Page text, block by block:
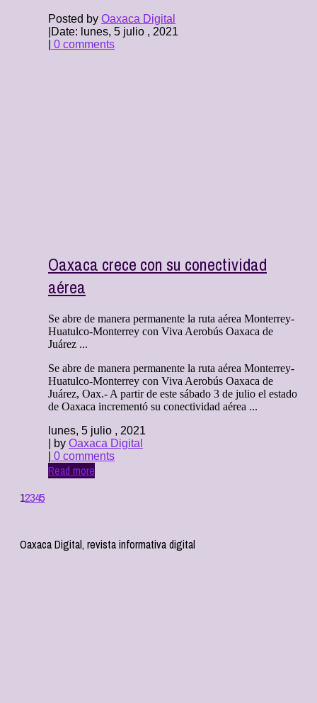
Posted by Oaxaca Digital
Date: lunes, 5 julio , 2021
0 comments
Oaxaca crece con su conectividad
aérea
Se abre de manera permanente la ruta aérea Monterrey-
Huatulco-Monterrey con Viva Aerobús Oaxaca de
Juárez ...
Se abre de manera permanente la ruta aérea Monterrey-
Huatulco-Monterrey con Viva Aerobús Oaxaca de
Juárez, Oax.- A partir de este sábado 3 de julio el estado
de Oaxaca incrementó su conectividad aérea ...
lunes, 5 julio , 2021
| by Oaxaca Digital
0 comments
Read more
12345
Oaxaca Digital, revista informativa digital